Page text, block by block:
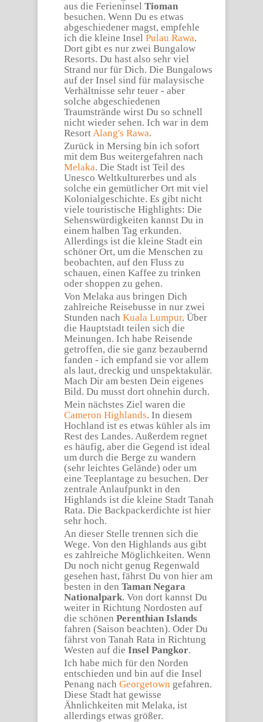
aus die Ferieninsel Tioman
besuchen. Wenn Du es etwas
abgeschiedener magst, empfehle
ich die kleine Insel Pulau Rawa.
Dort gibt es nur zwei Bungalow
Resorts. Du hast also sehr viel
Strand nur für Dich. Die Bungalows
auf der Insel sind für malaysische
Verhältnisse sehr teuer - aber
solche abgeschiedenen
Traumstrände wirst Du so schnell
nicht wieder sehen. Ich war in dem
ResortAlang's Rawa.
Zurück in Mersing bin ich sofort
mit dem Bus weitergefahren nach
Melaka. Die Stadt ist Teil des
Unesco Weltkulturerbes und als
solche ein gemütlicher Ort mit viel
Kolonialgeschichte. Es gibt nicht
viele touristische Highlights: Die
Sehenswürdigkeiten kannst Du in
einem halben Tag erkunden.
Allerdings ist die kleine Stadt ein
schöner Ort, um die Menschen zu
beobachten, auf den Fluss zu
schauen, einen Kaffee zu trinken
oder shoppen zu gehen.
Von Melaka aus bringen Dich
zahlreiche Reisebusse in nur zwei
Stunden nach Kuala Lumpur. Über
die Hauptstadt teilen sich die
Meinungen. Ich habe Reisende
getroffen, die sie ganz bezaubernd
fanden - ich empfand sie vor allem
als laut, dreckig und unspektakulär.
Mach Dir am besten Dein eigenes
Bild. Du musst dort ohnehin durch.
Mein nächstes Ziel waren die
Cameron Highlands. In diesem
Hochland ist es etwas kühler als im
Rest des Landes. Außerdem regnet
es häufig, aber die Gegend ist ideal
um durch die Berge zu wandern
(sehr leichtes Gelände) oder um
eine Teeplantage zu besuchen. Der
zentrale Anlaufpunkt in den
Highlands ist die kleine Stadt Tanah
Rata. Die Backpackerdichte ist hier
sehr hoch.
An dieser Stelle trennen sich die
Wege. Von den Highlands aus gibt
es zahlreiche Möglichkeiten. Wenn
Du noch nicht genug Regenwald
gesehen hast, fährst Du von hier am
besten in den Taman Negara
Nationalpark. Von dort kannst Du
weiter in Richtung Nordosten auf
die schönen Perenthian Islands
fahren (Saison beachten). Oder Du
fährst von Tanah Rata in Richtung
Westen auf die Insel Pangkor.
Ich habe mich für den Norden
entschieden und bin auf die Insel
Penang nach Georgetown gefahren.
Diese Stadt hat gewisse
Ähnlichkeiten mit Melaka, ist
allerdings etwas größer.